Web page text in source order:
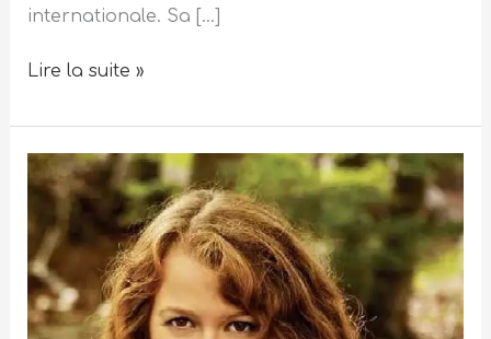
internationale. Sa […]
Lire la suite »
Gemma
Abrié